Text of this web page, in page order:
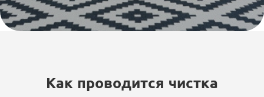
Как проводится чистка